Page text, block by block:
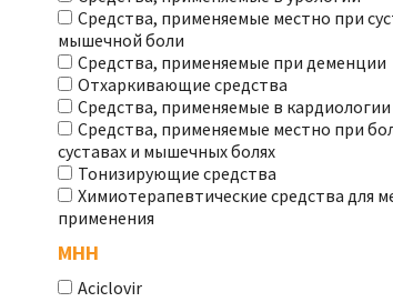
Средства, применяемые местно при
мышечной боли
Средства, применяемые при деменции
Отхаркивающие средства
Средства, применяемые в кардиологии
Средства, применяемые местно при
суставах и мышечных болях
Тонизирующие средства
Химиотерапевтические средства для
применения
МНН
Aciclovir